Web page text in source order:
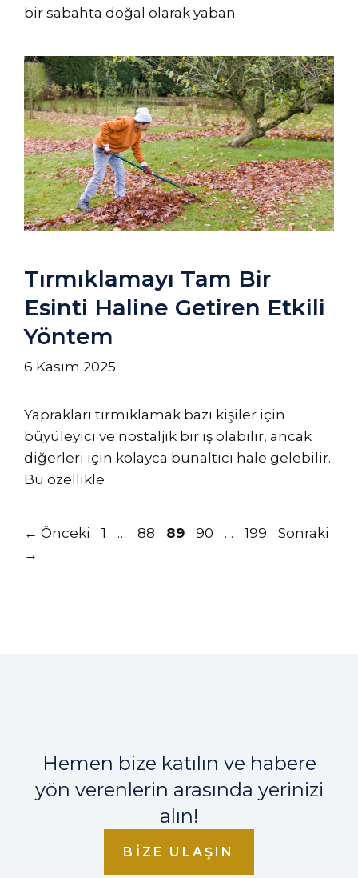
bir sabahta doğal olarak yaban
Tırmıklamayı Tam Bir
Esinti Haline Getiren Etkili
Yöntem
6 Kasım 2025
Yaprakları tırmıklamak bazı kişiler için
büyüleyici ve nostaljik bir iş olabilir, ancak
diğerleri için kolayca bunaltıcı hale gelebilir.
Bu özellikle
← Önceki Sayfa
1 … Sayfa
88 Sayfa
89 Sayfa
90 … Sayfa
199
Sonraki
→
Hemen bize katılın ve habere
yön verenlerin arasında yerinizi
alın!
BIZE ULAŞIN